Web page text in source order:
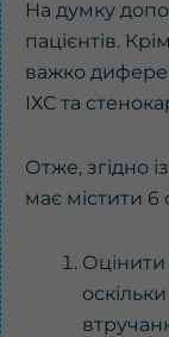
На думку
пацієнтів.
важко
ІХС та
Отже, згідно
має містити 6
Оцінити